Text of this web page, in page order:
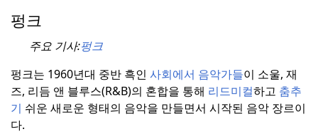
펑크
주요 기사:펑크
펑크는 1960년대 중반 흑인 사회에서 음악가들이 소울, 재
즈, 리듬 앤 블루스(R&B)의 혼합을 통해 리드미컬하고 춤추
기 쉬운 새로운 형태의 음악을 만들면서 시작된 음악 장르이
다.